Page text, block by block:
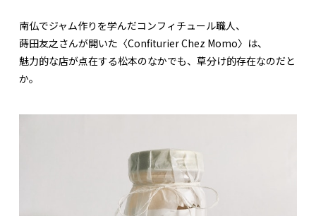
南仏でジャム作りを学んだコンフィチュール職人、
蒔田友之さんが開いた〈Confiturier Chez Momo〉は、
魅力的な店が点在する松本のなかでも、草分け的存在なのだと
か。